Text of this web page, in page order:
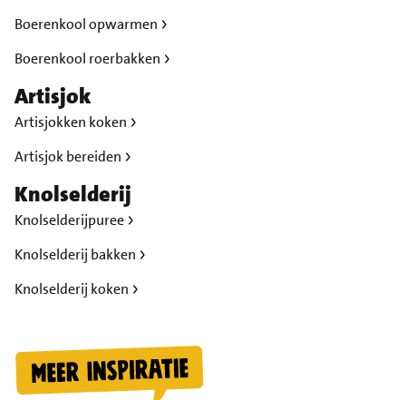
Boerenkool opwarmen
Boerenkool roerbakken
Artisjok
Artisjokken koken
Artisjok bereiden
Knolselderij
Knolselderijpuree
Knolselderij bakken
Knolselderij koken